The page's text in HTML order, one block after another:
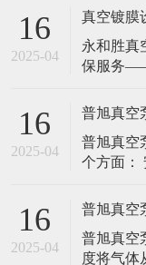
- **油质
### 2. **
16
2025-04
真空镀膜
永和胜真
保服务
空镀膜技
磨涂层等
真空泵的
永和胜真
16
2025-04
普旭真空
普旭真空
个方面：
压力已经
穿戴好防
节至上‌：
一个部件
16
2025-04
普旭真空
普旭真空
度将气体